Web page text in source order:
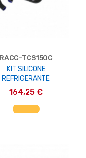
RACC-TCS150C
KIT SILICONE
REFRIGERANTE
164,25 €
AL CARRELLO